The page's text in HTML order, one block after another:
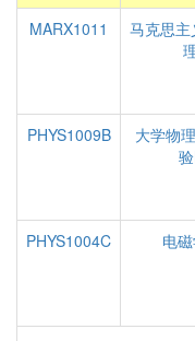
MARX1011
马克思
PHYS1009B
大学物
PHYS1004C
电